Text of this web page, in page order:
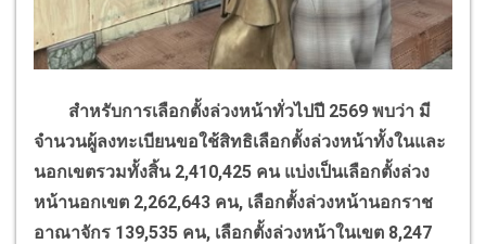
สำหรับการเลือกตั้งล่วงหน้าทั่วไปปี 2569 พบว่า มี
จำนวนผู้ลงทะเบียนขอใช้สิทธิเลือกตั้งล่วงหน้าทั้งในและ
นอกเขตรวมทั้งสิ้น 2,410,425 คน แบ่งเป็นเลือกตั้งล่วง
หน้านอกเขต 2,262,643 คน, เลือกตั้งล่วงหน้านอกราช
อาณาจักร 139,535 คน, เลือกตั้งล่วงหน้าในเขต 8,247